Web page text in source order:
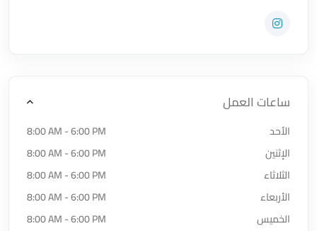
زيارة حساب المتجر على Instagram
ساعات العمل
الأحد
8:00 AM - 6:00 PM
الإثنين
8:00 AM - 6:00 PM
الثلاثاء
8:00 AM - 6:00 PM
الأربعاء
8:00 AM - 6:00 PM
الخميس
8:00 AM - 6:00 PM